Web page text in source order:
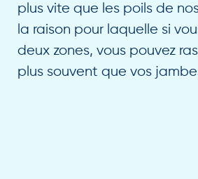
plus vite que les poils de
la raison pour laquelle si
deux zones, vous pouvez
plus souvent que vos